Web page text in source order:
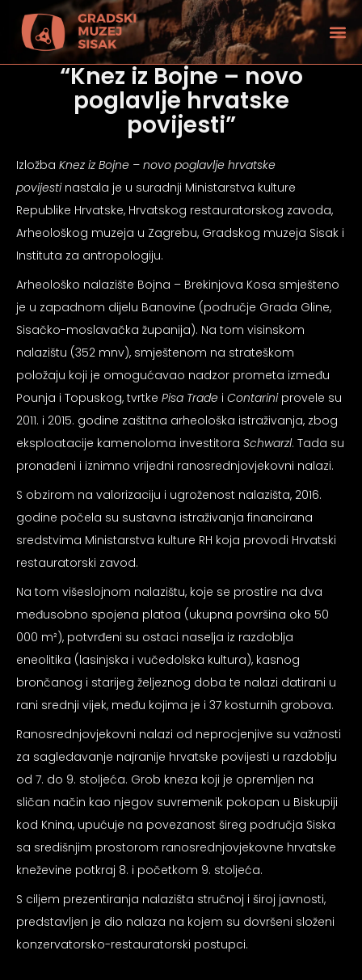
“Knez iz Bojne – novo
poglavlje hrvatske
povijesti”
Izložba Knez iz Bojne – novo poglavlje hrvatske
povijestinastala je u suradnji Ministarstva kulture
Republike Hrvatske, Hrvatskog restauratorskog zavoda,
Arheološkog muzeja u Zagrebu, Gradskog muzeja Sisak i
Instituta za antropologiju.
Arheološko nalazište Bojna – Brekinjova Kosa smješteno
je u zapadnom dijelu Banovine (područje Grada Gline,
Sisačko-moslavačka županija). Na tom visinskom
nalazištu (352 mnv), smještenom na strateškom
položaju koji je omogućavao nadzor prometa između
Pounja i Topuskog, tvrtke Pisa Trade i Contariniprovele su
2011. i 2015. godine zaštitna arheološka istraživanja, zbog
eksploatacije kamenoloma investitora Schwarzl. Tada su
pronađeni i iznimno vrijedni ranosrednjovjekovni nalazi.
S obzirom na valorizaciju i ugroženost nalazišta, 2016.
godine počela su sustavna istraživanja financirana
sredstvima Ministarstva kulture RH koja provodi Hrvatski
restauratorski zavod.
Na tom višeslojnom nalazištu, koje se prostire na dva
međusobno spojena platoa (ukupna površina oko 50
000 m²), potvrđeni su ostaci naselja iz razdoblja
eneolitika (lasinjska i vučedolska kultura), kasnog
brončanog i starijeg željeznog doba te nalazi datirani u
rani srednji vijek, među kojima je i 37 kosturnih grobova.
Ranosrednjovjekovni nalazi od neprocjenjive su važnosti
za sagledavanje najranije hrvatske povijesti u razdoblju
od 7. do 9. stoljeća. Grob kneza koji je opremljen na
sličan način kao njegov suvremenik pokopan u Biskupiji
kod Knina, upućuje na povezanost šireg područja Siska
sa središnjim prostorom ranosrednjovjekovne hrvatske
kneževine potkraj 8. i početkom 9. stoljeća.
S ciljem prezentiranja nalazišta stručnoj i široj javnosti,
predstavljen je dio nalaza na kojem su dovršeni složeni
konzervatorsko-restauratorski postupci.
vida